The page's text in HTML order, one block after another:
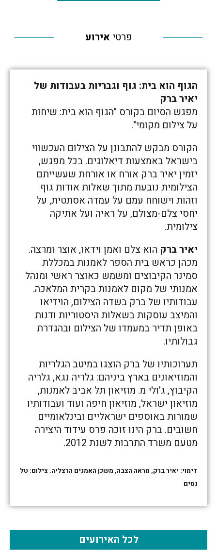
פרטי אירוע
הגוף הוא בית: גוף וגבריות בעבודות של
יאיר ברק
מפגש הסיום בקורס "הגוף הוא בית: שיחות
על צילום מקומי".
הקורס מבקש להתבונן על הצילום העכשווי
בישראל באמצעות דיאלוגים. בכל מפגש,
יזמין יאיר ברק אורח או אורחת שעשייתם
הצילומית נובעת מתוך שאלות אודות גוף
וזהות וישוחח עמם על עמדה אסתטית, על
יחסי צלם-מצולם, על ראיה ועל אתיקה
צילומית.
יאיר ברק הוא צלם ואמן וידאו, אוצר ומרצה.
מכהן כראש בית הספר לאמנות במכללת
סמינר הקיבוצים ומשמש כאוצר ראשי ומנהל
אמנותי של מקום לאמנות בקרית המלאכה.
עבודותיו של ברק בשדה הצילום, הוידיאו
והמיצב עוסקות בשאלות היסטוריות ודנות
באופן תדיר במעמדו של הצילום ובהגדרת
גבולותיו.
תערוכותיו של ברק הוצגו במיטב הגלריות
והמוזיאונים בארץ ביניהם: גלריה נגא, גלריה
הקיבוץ, ג’ולי מ. מוזיאון תל אביב לאמנות,
מוזיאון ישראל, מוזיאון חיפה ועוד ועבודותיו
שמורות באוספים ישראליים ובינלאומיים
חשובים. ברק הינו זוכה פרס עידוד היצירה
מטעם משרד התרבות לשנת 2012.
דימוי: יאיר ברק, מראה הצבה, משכן האמנים הרצליה. צילום: טל
נסים
לכל האירועים